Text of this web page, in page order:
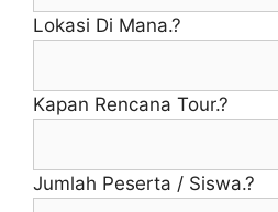
Lokasi Di Mana.?
Kapan Rencana Tour.?
Jumlah Peserta / Siswa.?